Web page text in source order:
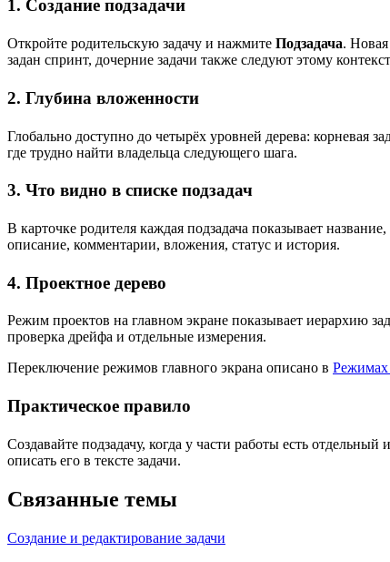
1. Создание подзадачи
Откройте родительскую задачу и нажмите Подзадача. Новая
задан спринт, дочерние задачи также следуют этому
2. Глубина вложенности
Глобально доступно до четырёх уровней дерева: корневая
где трудно найти владельца следующего шага.
3. Что видно в списке подзадач
В карточке родителя каждая подзадача показывает
описание, комментарии, вложения, статус и история.
4. Проектное дерево
Режим проектов на главном экране показывает иерархию
проверка дрейфа и отдельные измерения.
Переключение режимов главного экрана описано в Режимах
Практическое правило
Создавайте подзадачу, когда у части работы есть
описать его в тексте задачи.
Связанные темы
Создание и редактирование задачи